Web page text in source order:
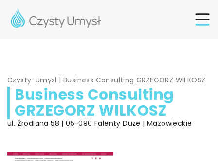
Czysty-Umysl |Business Consulting GRZEGORZ WILKOSZ
Business Consulting
GRZEGORZ WILKOSZ
ul. Źródlana 58 | 05-090 Falenty Duże | Mazowieckie